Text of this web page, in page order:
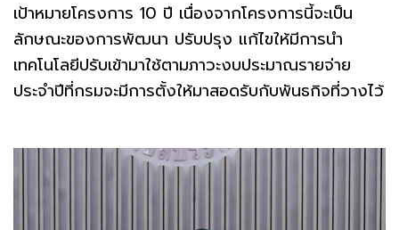
เป้าหมายโครงการ 10 ปี เนื่องจากโครงการนี้จะเป็น
ลักษณะของการพัฒนา ปรับปรุง แก้ไขให้มีการนำ
เทคโนโลยีปรับเข้ามาใช้ตามภาวะงบประมาณรายจ่าย
ประจำปีที่กรมจะมีการตั้งให้มาสอดรับกับพันธกิจที่วางไว้